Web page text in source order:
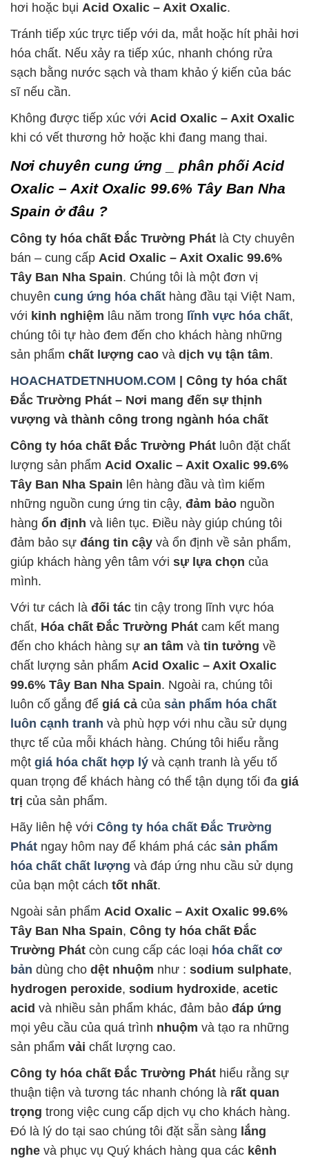
hơi hoặc bụi Acid Oxalic – Axit Oxalic.
Tránh tiếp xúc trực tiếp với da, mắt hoặc hít phải hơi
hóa chất. Nếu xảy ra tiếp xúc, nhanh chóng rửa
sạch bằng nước sạch và tham khảo ý kiến của bác
sĩ nếu cần.
Không được tiếp xúc với Acid Oxalic – Axit Oxalic
khi có vết thương hở hoặc khi đang mang thai.
Nơi chuyên cung ứng _ phân phối Acid
Oxalic – Axit Oxalic 99.6% Tây Ban Nha
Spain ở đâu ?
Công ty hóa chất Đắc Trường Phát là Cty chuyên
bán – cung cấp Acid Oxalic – Axit Oxalic 99.6%
Tây Ban Nha Spain. Chúng tôi là một đơn vị
chuyên cung ứng hóa chất hàng đầu tại Việt Nam,
với kinh nghiệm lâu năm trong lĩnh vực hóa chất,
chúng tôi tự hào đem đến cho khách hàng những
sản phẩm chất lượng cao và dịch vụ tận tâm.
HOACHATDETNHUOM.COM | Công ty hóa chất
Đắc Trường Phát – Nơi mang đến sự thịnh
vượng và thành công trong ngành hóa chất
Công ty hóa chất Đắc Trường Phát luôn đặt chất
lượng sản phẩm Acid Oxalic – Axit Oxalic 99.6%
Tây Ban Nha Spain lên hàng đầu và tìm kiếm
những nguồn cung ứng tin cậy, đảm bảo nguồn
hàng ổn định và liên tục. Điều này giúp chúng tôi
đảm bảo sự đáng tin cậy và ổn định về sản phẩm,
giúp khách hàng yên tâm với sự lựa chọn của
mình.
Với tư cách là đối tác tin cậy trong lĩnh vực hóa
chất, Hóa chất Đắc Trường Phát cam kết mang
đến cho khách hàng sự an tâm và tin tưởng về
chất lượng sản phẩm Acid Oxalic – Axit Oxalic
99.6% Tây Ban Nha Spain. Ngoài ra, chúng tôi
luôn cố gắng để giá cả của sản phẩm hóa chất
luôn cạnh tranh và phù hợp với nhu cầu sử dụng
thực tế của mỗi khách hàng. Chúng tôi hiểu rằng
một giá hóa chất hợp lý và cạnh tranh là yếu tố
quan trọng để khách hàng có thể tận dụng tối đa giá
trị của sản phẩm.
Hãy liên hệ với Công ty hóa chất Đắc Trường
Phát ngay hôm nay để khám phá các sản phẩm
hóa chất chất lượng và đáp ứng nhu cầu sử dụng
của bạn một cách tốt nhất.
Ngoài sản phẩm Acid Oxalic – Axit Oxalic 99.6%
Tây Ban Nha Spain, Công ty hóa chất Đắc
Trường Phát còn cung cấp các loại hóa chất cơ
bản dùng cho dệt nhuộm như : sodium sulphate,
hydrogen peroxide, sodium hydroxide, acetic
acid và nhiều sản phẩm khác, đảm bảo đáp ứng
mọi yêu cầu của quá trình nhuộm và tạo ra những
sản phẩm vải chất lượng cao.
Công ty hóa chất Đắc Trường Phát hiểu rằng sự
thuận tiện và tương tác nhanh chóng là rất quan
trọng trong việc cung cấp dịch vụ cho khách hàng.
Đó là lý do tại sao chúng tôi đặt sẵn sàng lắng
nghe và phục vụ Quý khách hàng qua các kênh